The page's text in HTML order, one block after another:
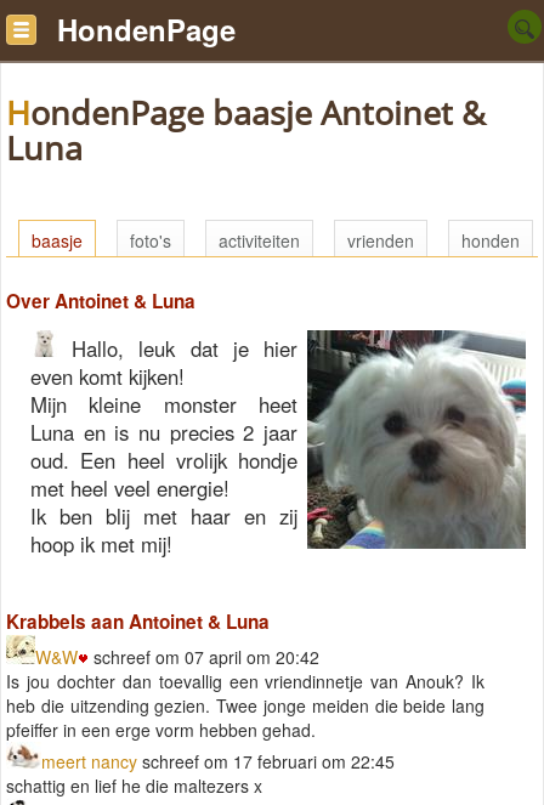
HondenPage
HondenPage baasje Antoinet &
Luna
baasje foto's activiteiten vrienden honden
Over Antoinet & Luna
Hallo, leuk dat je hier
even komt kijken!
Mijn kleine monster heet
Luna en is nu precies 2 jaar
oud. Een heel vrolijk hondje
met heel veel energie!
Ik ben blij met haar en zij
hoop ik met mij!
Krabbels aan Antoinet & Luna
W&W
schreef om 07 april om 20:42
Is jou dochter dan toevallig een vriendinnetje van Anouk? Ik
heb die uitzending gezien. Twee jonge meiden die beide lang
pfeiffer in een erge vorm hebben gehad.
meert nancy schreef om 17 februari om 22:45
schattig en lief he die maltezers x